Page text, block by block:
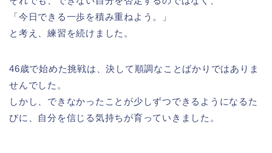
「今日できる一歩を積み重ねよう。」
と考え、練習を続けました。
46歳で始めた挑戦は、決して順調なことばかりではありま
せんでした。
しかし、できなかったことが少しずつできるようになるた
びに、自分を信じる気持ちが育っていきました。